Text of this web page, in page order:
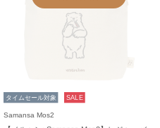
タイムセール対象 SALE
Samansa Mos2